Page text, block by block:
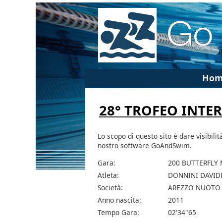
28° TROFEO
Lo scopo di questo sito è dare
nostro software GoAndSwim.
Gara:
200
Atleta:
DONNINI
Società:
AREZZO NUOTO
Anno nascita:
2011
Tempo Gara:
02'34"65